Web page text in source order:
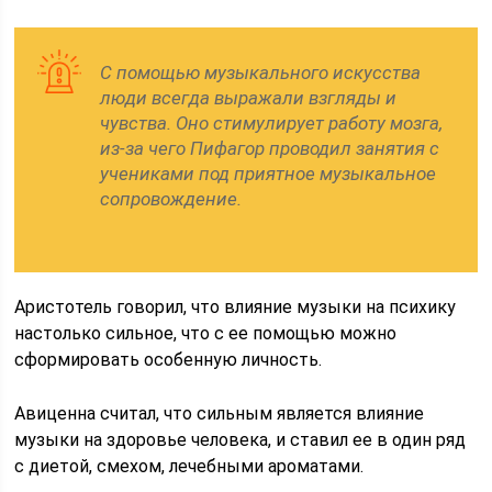
С помощью музыкального искусства
люди всегда выражали взгляды и
чувства. Оно стимулирует работу мозга,
из-за чего Пифагор проводил занятия с
учениками под приятное музыкальное
сопровождение.
Аристотель говорил, что влияние музыки на психику
настолько сильное, что с ее помощью можно
сформировать особенную личность.
Авиценна считал, что сильным является влияние
музыки на здоровье человека, и ставил ее в один ряд
с диетой, смехом, лечебными ароматами.